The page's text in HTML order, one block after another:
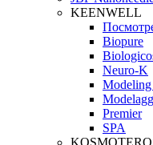
KEENWELL
Biopure
Neuro‑K
Premier
SPA